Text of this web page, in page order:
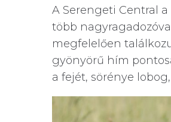
A Serengeti Central
több
megfelelően
gyönyörű hím
a fejét, sörénye